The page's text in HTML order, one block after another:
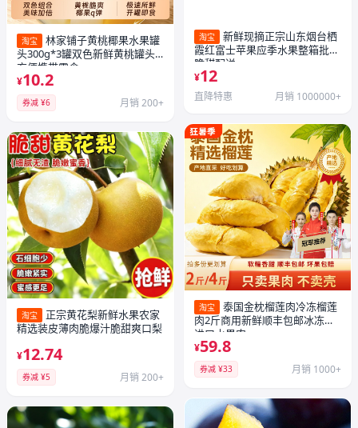
淘宝
林家铺子黄桃椰果水果罐
头300g*3罐双色新鲜黄桃罐头
方便携带零食
¥10.2
券减 ¥6 月销 200+
淘宝
正宗黄花梨新鲜水果农家
精选装皮薄肉脆爆汁脆甜爽口梨
¥12.74
券减 ¥5 月销 200+
淘宝
新鲜现摘正宗山东烟台栖
霞红富士苹果应季水果整箱批发
脆甜配送
¥12
直降特惠 月销 1000000+
淘宝
泰国金枕榴莲肉冷冻榴莲
肉2斤商用新鲜顺丰包邮冰冻肉
进口水果肉
¥59.8
券减 ¥33 月销 1000+